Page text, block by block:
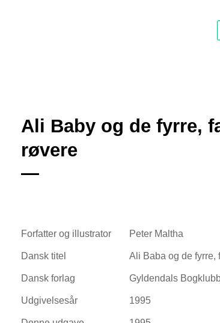
Ali Baby og de fyrre,
røvere
Forfatter og illustrator Peter Maltha
Dansk titel Ali Baba og de fyrre,
Dansk forlag Gyldendals
Udgivelsesår 1995